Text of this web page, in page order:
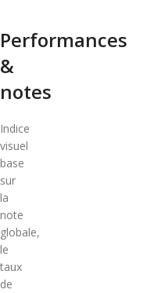
Performances
&
notes
Indice
visuel
base
sur
la
note
globale,
le
taux
de